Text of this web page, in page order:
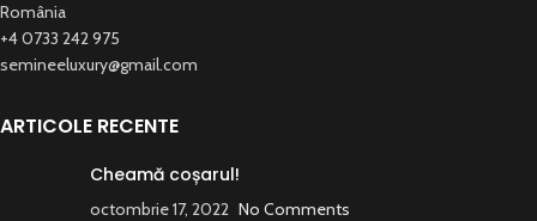
România
+4 0733 242 975
semineeluxury@gmail.com
ARTICOLE RECENTE
Cheamă coșarul!
octombrie 17, 2022 No Comments